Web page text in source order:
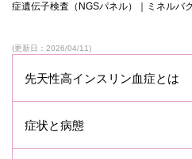
症遺伝子検査（NGSパネル）｜ミネルバ
(更新日：2026/04/11)
先天性高インスリン血症とは
症状と病態